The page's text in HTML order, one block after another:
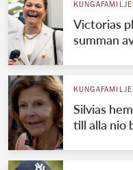
Victorias
summan
Silvias
till alla nio